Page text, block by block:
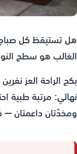
هل تستيقظ كل صباح
الغالب هو سطح
بكج الراحة العز
نهائي: مرتبة طبية
ومخدّتان داعمتان